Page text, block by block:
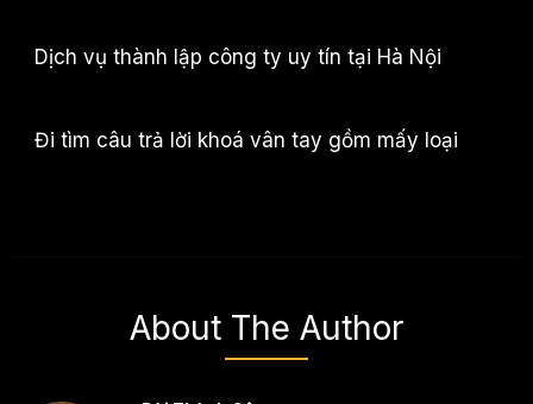
Dịch vụ thành lập công ty uy tín tại Hà Nội
Đi tìm câu trả lời khoá vân tay gồm mấy loại
About The Author